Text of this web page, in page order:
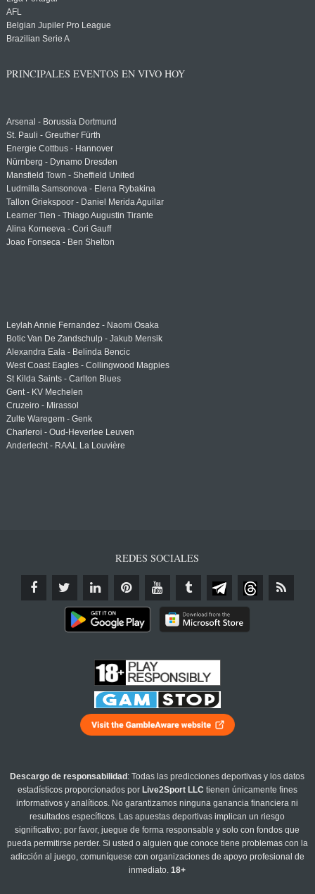
AFL
Belgian Jupiler Pro League
Brazilian Serie A
PRINCIPALES EVENTOS EN VIVO HOY
Arsenal - Borussia Dortmund
St. Pauli - Greuther Fürth
Energie Cottbus - Hannover
Nürnberg - Dynamo Dresden
Mansfield Town - Sheffield United
Ludmilla Samsonova - Elena Rybakina
Tallon Griekspoor - Daniel Merida Aguilar
Learner Tien - Thiago Augustin Tirante
Alina Korneeva - Cori Gauff
Joao Fonseca - Ben Shelton
Leylah Annie Fernandez - Naomi Osaka
Botic Van De Zandschulp - Jakub Mensik
Alexandra Eala - Belinda Bencic
West Coast Eagles - Collingwood Magpies
St Kilda Saints - Carlton Blues
Gent - KV Mechelen
Cruzeiro - Mirassol
Zulte Waregem - Genk
Charleroi - Oud-Heverlee Leuven
Anderlecht - RAAL La Louvière
REDES SOCIALES
Descargo de responsabilidad : Todas las predicciones deportivas y los datos
estadísticos proporcionados por Live2Sport LLC tienen únicamente fines
informativos y analíticos. No garantizamos ninguna ganancia financiera ni
resultados específicos. Las apuestas deportivas implican un riesgo
significativo; por favor, juegue de forma responsable y solo con fondos que
pueda permitirse perder. Si usted o alguien que conoce tiene problemas con la
adicción al juego, comuníquese con organizaciones de apoyo profesional de
inmediato.18+